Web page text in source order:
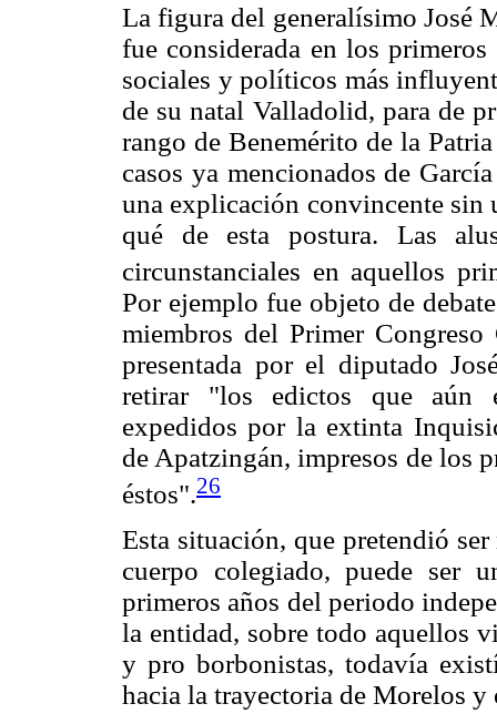
La figura del generalísimo José
fue considerada en los
sociales y políticos más
de su natal Valladolid, para de
rango de Benemérito de la
casos ya mencionados de
una explicación convincente sin
qué de esta postura. Las
circunstanciales en aquellos
Por ejemplo fue objeto de
miembros del Primer
presentada por el diputado
retirar "los edictos que aún
expedidos por la extinta
de Apatzingán, impresos de los
éstos".26
Esta situación, que pretendió
cuerpo colegiado, puede ser
primeros años del periodo
la entidad, sobre todo aquellos
y pro borbonistas, todavía
hacia la trayectoria de Morelos